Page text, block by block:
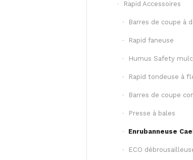
Rapid Accessoires
Barres de coupe à
Rapid faneuse
Humus Safety
Rapid tondeuse à
Barres de coupe
Presse à bales
Enrubanneuse
ECO